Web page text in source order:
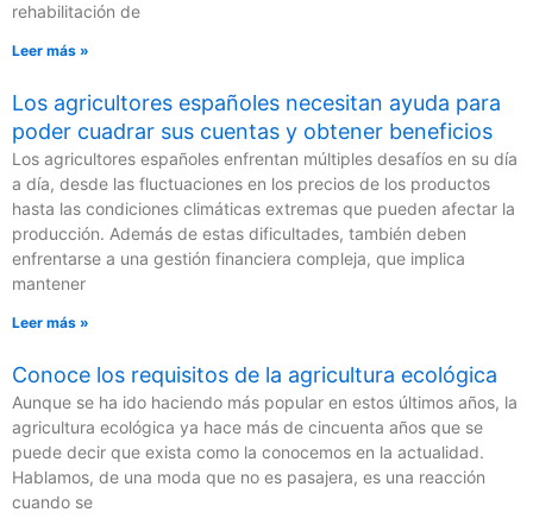
rehabilitación de
Leer más »
Los agricultores españoles necesitan ayuda para
poder cuadrar sus cuentas y obtener beneficios
Los agricultores españoles enfrentan múltiples desafíos en su día
a día, desde las fluctuaciones en los precios de los productos
hasta las condiciones climáticas extremas que pueden afectar la
producción. Además de estas dificultades, también deben
enfrentarse a una gestión financiera compleja, que implica
mantener
Leer más »
Conoce los requisitos de la agricultura ecológica
Aunque se ha ido haciendo más popular en estos últimos años, la
agricultura ecológica ya hace más de cincuenta años que se
puede decir que exista como la conocemos en la actualidad.
Hablamos, de una moda que no es pasajera, es una reacción
cuando se